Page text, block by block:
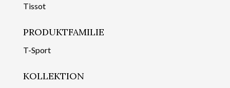
Tissot
PRODUKTFAMILIE
T-Sport
KOLLEKTION